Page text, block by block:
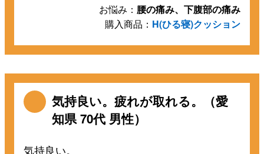
お悩み： 腰の痛み、下腹部の痛み
購入商品： H(ひる寝)クッション
気持良い。疲れが取れる。（愛
知県 70代 男性）
気持良い。